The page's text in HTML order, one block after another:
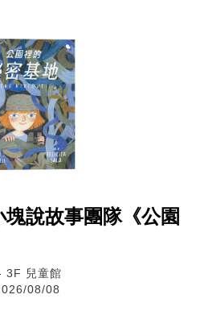
說故事團隊《公園
3F 兒童館
08/08